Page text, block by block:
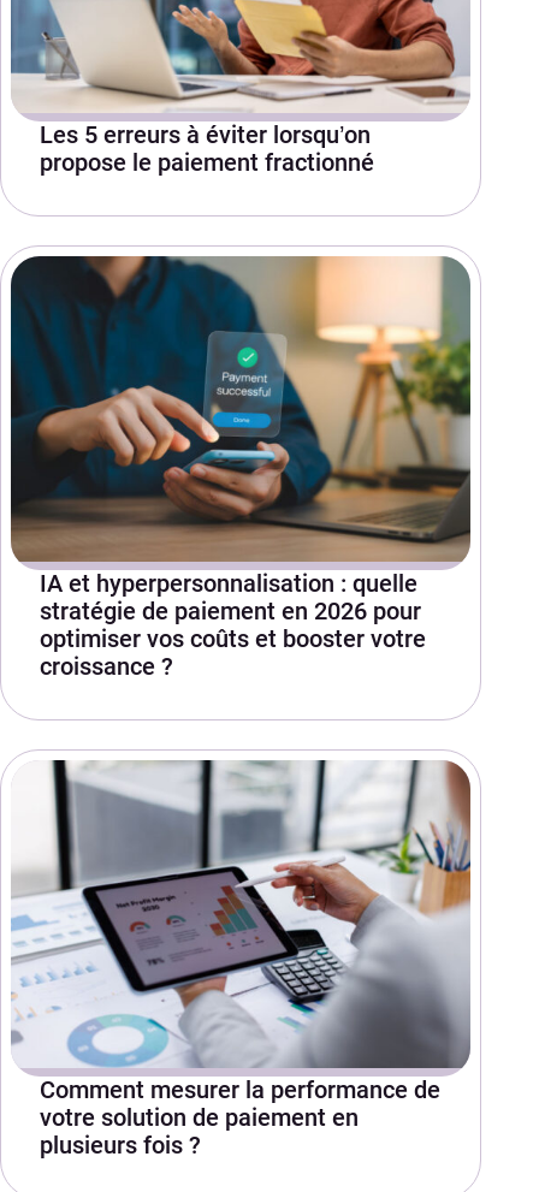
Les 5 erreurs à éviter lorsqu’on
propose le paiement fractionné
IA et hyperpersonnalisation : quelle
stratégie de paiement en 2026 pour
optimiser vos coûts et booster votre
croissance ?
Comment mesurer la performance de
votre solution de paiement en
plusieurs fois ?